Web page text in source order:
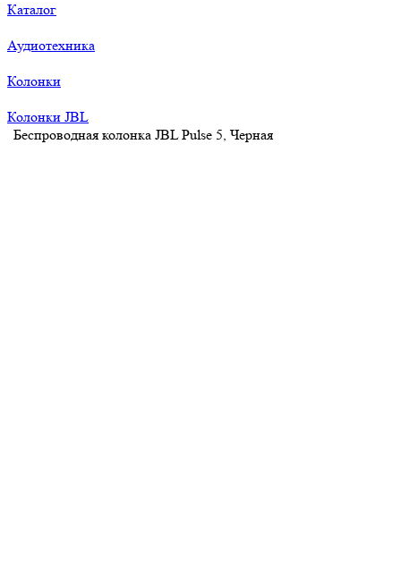
Каталог
Аудиотехника
Колонки
Колонки JBL
Беспроводная колонка JBL Pulse 5, Черная